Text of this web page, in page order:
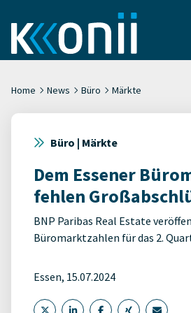
Home News Büro Märkte
Büro | Märkte
Dem Essener
fehlen
BNP Paribas Real Estate
Büromarktzahlen für das 2.
Essen, 15.07.2024